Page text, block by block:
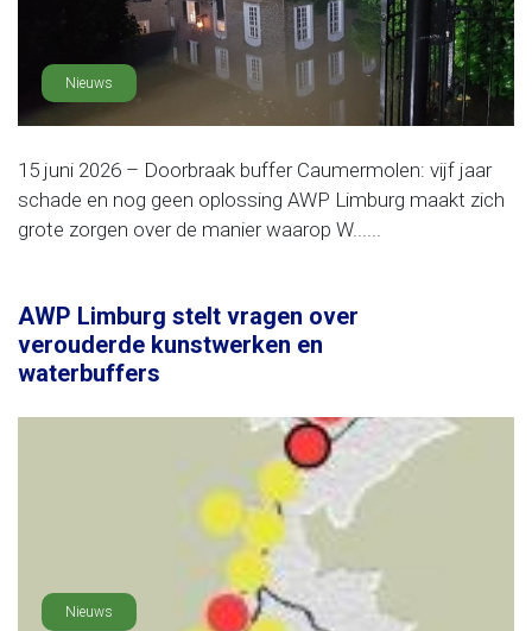
Nieuws
15 juni 2026 – Doorbraak buffer Caumermolen: vijf jaar
schade en nog geen oplossing AWP Limburg maakt zich
grote zorgen over de manier waarop W......
AWP Limburg stelt vragen over
verouderde kunstwerken en
waterbuffers
Nieuws